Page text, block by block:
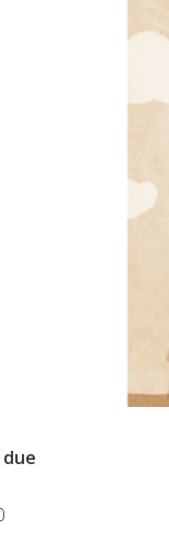
due